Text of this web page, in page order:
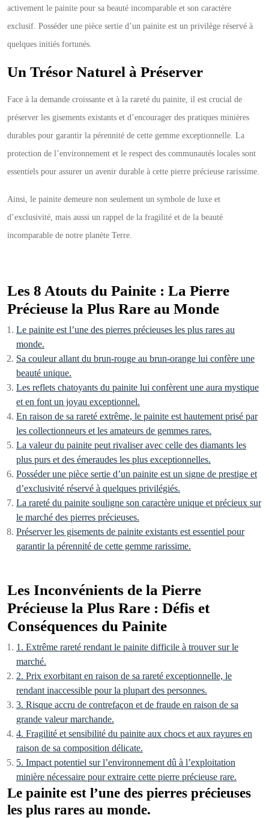
activement le painite pour sa beauté incomparable et son caractère
exclusif. Posséder une pièce sertie d’un painite est un privilège réservé à
quelques initiés fortunés.
Un Trésor Naturel à Préserver
Face à la demande croissante et à la rareté du painite, il est crucial de
préserver les gisements existants et d’encourager des pratiques minières
durables pour garantir la pérennité de cette gemme exceptionnelle. La
protection de l’environnement et le respect des communautés locales sont
essentiels pour assurer un avenir durable à cette pierre précieuse rarissime.
Ainsi, le painite demeure non seulement un symbole de luxe et
d’exclusivité, mais aussi un rappel de la fragilité et de la beauté
incomparable de notre planète Terre.
Les 8 Atouts du Painite : La Pierre
Précieuse la Plus Rare au Monde
Le painite est l’une des pierres précieuses les plus rares au
monde.
Sa couleur allant du brun-rouge au brun-orange lui confère une
beauté unique.
Les reflets chatoyants du painite lui confèrent une aura mystique
et en font un joyau exceptionnel.
En raison de sa rareté extrême, le painite est hautement prisé par
les collectionneurs et les amateurs de gemmes rares.
La valeur du painite peut rivaliser avec celle des diamants les
plus purs et des émeraudes les plus exceptionnelles.
Posséder une pièce sertie d’un painite est un signe de prestige et
d’exclusivité réservé à quelques privilégiés.
La rareté du painite souligne son caractère unique et précieux sur
le marché des pierres précieuses.
Préserver les gisements de painite existants est essentiel pour
garantir la pérennité de cette gemme rarissime.
Les Inconvénients de la Pierre
Précieuse la Plus Rare : Défis et
Conséquences du Painite
1. Extrême rareté rendant le painite difficile à trouver sur le
marché.
2. Prix exorbitant en raison de sa rareté exceptionnelle, le
rendant inaccessible pour la plupart des personnes.
3. Risque accru de contrefaçon et de fraude en raison de sa
grande valeur marchande.
4. Fragilité et sensibilité du painite aux chocs et aux rayures en
raison de sa composition délicate.
5. Impact potentiel sur l’environnement dû à l’exploitation
minière nécessaire pour extraire cette pierre précieuse rare.
Le painite est l’une des pierres précieuses
les plus rares au monde.